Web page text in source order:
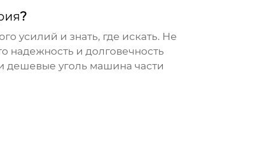
?
усилий и знать, где искать. Не
надежность и долговечность
дешевые уголь машина части